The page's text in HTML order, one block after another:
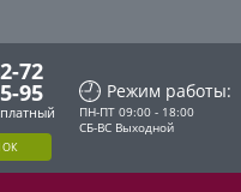
72
95 Режим работы:
ПН-ПТ 09:00 - 18:00
СБ-ВС Выходной